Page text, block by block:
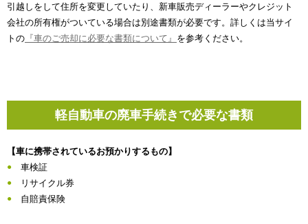
引越しをして住所を変更していたり、新車販売ディーラーやクレジット
会社の所有権がついている場合は別途書類が必要です。詳しくは当サイ
トの 『車のご売却に必要な書類について』 を参考ください。
軽自動車の廃車手続きで必要な書類
【車に携帯されているお預かりするもの】
車検証
リサイクル券
自賠責保険